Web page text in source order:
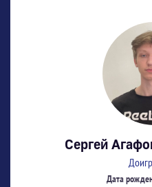
Сергей
Дата